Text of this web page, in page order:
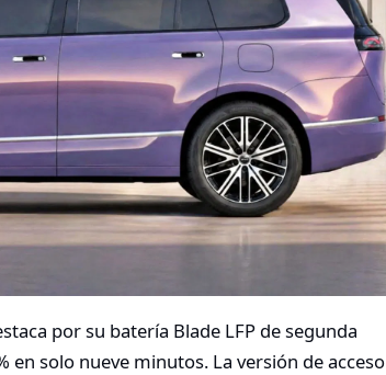
por su batería Blade LFP de segunda
en solo nueve minutos. La versión de acceso